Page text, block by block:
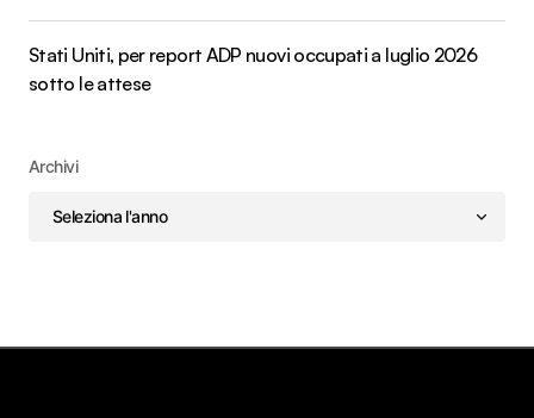
Stati Uniti, per report ADP nuovi occupati a luglio 2026
sotto le attese
Archivi